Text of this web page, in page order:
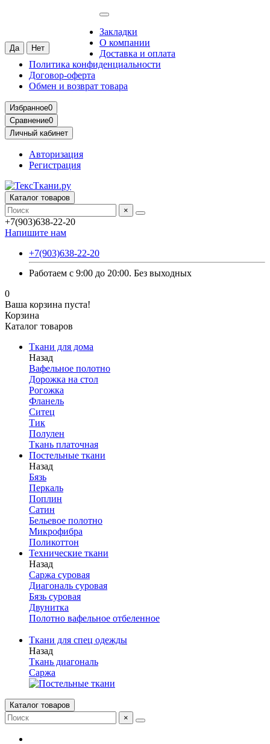
Закладки
О компании
Доставка и оплата
Политика конфиденциальности
Договор-оферта
Обмен и возврат товара
Избранное0
Сравнение0
Личный кабинет
Авторизация
Регистрация
Каталог товаров
×
+7(903)638-22-20
Напишите нам
+7(903)638-22-20
Работаем с 9:00 до 20:00. Без выходных
0
Ваша корзина пуста!
Корзина
Каталог товаров
Ткани для дома
Назад
Вафельное полотно
Дорожка на стол
Рогожка
Фланель
Ситец
Тик
Полулен
Ткань платочная
Постельные ткани
Назад
Бязь
Перкаль
Поплин
Сатин
Бельевое полотно
Микрофибра
Поликоттон
Технические ткани
Назад
Саржа суровая
Диагональ суровая
Бязь суровая
Двунитка
Полотно вафельное отбеленное
Ткани для спец одежды
Назад
Ткань диагональ
Саржа
Каталог товаров
×